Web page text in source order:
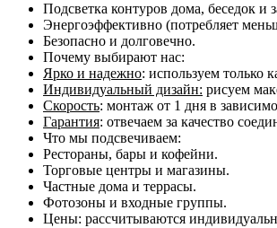
Подсветка контуров дома, беседок и
Энергоэффективно (потребляет
Безопасно и долговечно.
Почему выбирают нас:
Ярко и надежно: используем только
Индивидуальный дизайн: рисуем
Скорость: монтаж от 1 дня в
Гарантия: отвечаем за качество
Что мы подсвечиваем:
Рестораны, бары и кофейни.
Торговые центры и магазины.
Частные дома и террасы.
Фотозоны и входные группы.
Цены: рассчитываются